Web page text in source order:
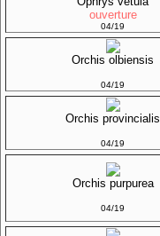
ouverture
04/19
Orchis olbiensis
04/19
Orchis provincialis
04/19
Orchis purpurea
04/19